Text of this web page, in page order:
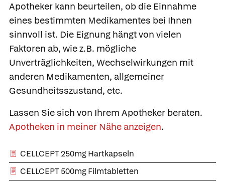
Apotheker kann beurteilen, ob die Einnahme
eines bestimmten Medikamentes bei Ihnen
sinnvoll ist. Die Eignung hängt von vielen
Faktoren ab, wie z.B. mögliche
Unverträglichkeiten, Wechselwirkungen mit
anderen Medikamenten, allgemeiner
Gesundheitsszustand, etc.
Lassen Sie sich von Ihrem Apotheker beraten.
Apotheken in meiner Nähe anzeigen.
CELLCEPT 250mg Hartkapseln
CELLCEPT 500mg Filmtabletten